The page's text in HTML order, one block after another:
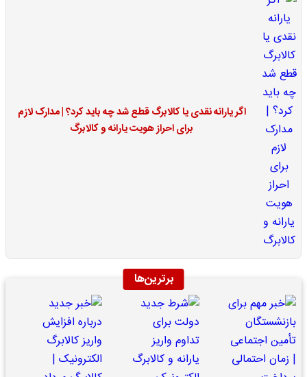
اگر یارانه نقدی یا کالابرگ قطع شد چه باید کرد؟ | مدارک لازم
برای احراز هویت یارانه و کالابرگ
برترین‌ها